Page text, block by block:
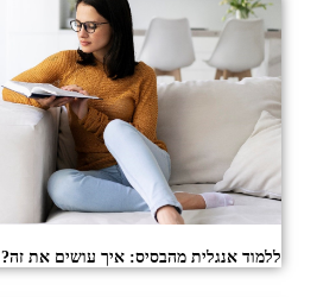
ללמוד אנגלית מהבסיס: איך עושים את זה?